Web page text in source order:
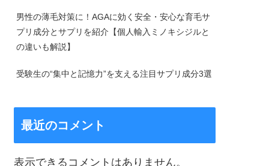
男性の薄毛対策に！AGAに効く安全・安心な育毛サ
プリ成分とサプリを紹介【個人輸入ミノキシジルと
の違いも解説】
受験生の“集中と記憶力”を支える注目サプリ成分3選
最近のコメント
表示できるコメントはありません。